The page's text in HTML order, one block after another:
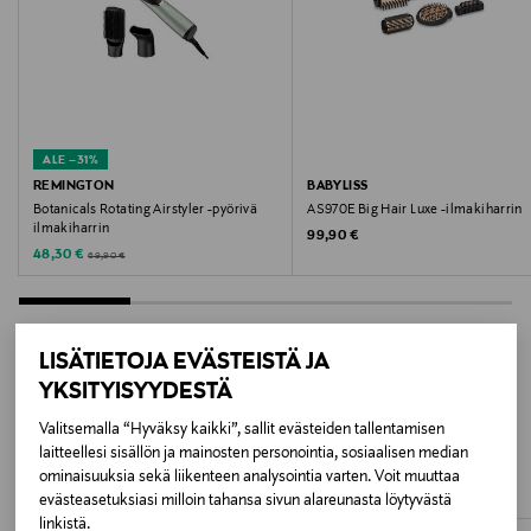
LISÄTIETOJA EVÄSTEISTÄ JA
YKSITYISYYDESTÄ
Valitsemalla “Hyväksy kaikki”, sallit evästeiden tallentamisen
laitteellesi sisällön ja mainosten personointia, sosiaalisen median
ominaisuuksia sekä liikenteen analysointia varten. Voit muuttaa
evästeasetuksiasi milloin tahansa sivun alareunasta löytyvästä
linkistä.
Valmistaja
F9 Distribution Oy
Helsinki, Finland
Digitaalinen osoite
f9@f9.fi
ALE –31%
REMINGTON
Botanicals Rotating Airstyler -pyörivä
ilmakiharrin
Discounted Price
48,30 € Original Price
69,90 €
BABYLISS
AS970E Big Hair Luxe -ilmakiharrin
Original Price
99,90 €
LISÄÄ KIINNOSTAVIA
TUOTTEITA